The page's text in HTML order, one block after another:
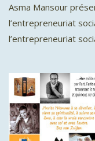
Asma Mansour
l’entrepreneuriat
l’entrepreneuriat